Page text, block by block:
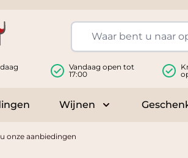
Vandaag open tot
17:00
Wijnen
Toggle submenu
onze aanbiedingen